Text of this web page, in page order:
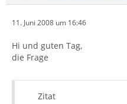
11. Juni 2008 um 16:46
Hi und guten Tag,
die Frage
Zitat